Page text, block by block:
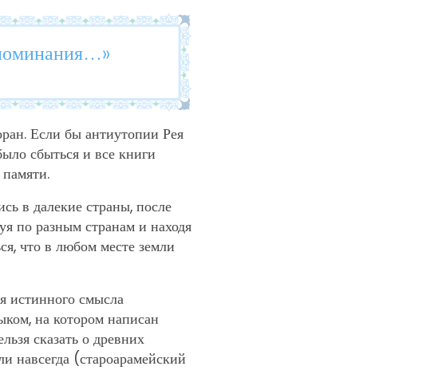
Если бы антиутопии Рея
сбыться и все книги
в далекие страны, после
по разным странам и находя
что в любом месте земли
истинного смысла
на котором написан
сказать о древних
навсегда (староарамейский